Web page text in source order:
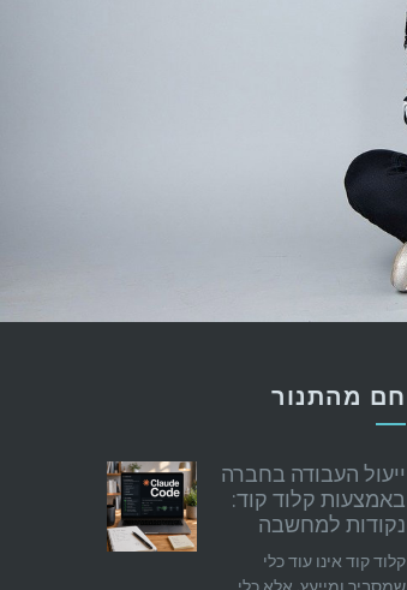
חם מהתנור
ייעול העבודה בחברה
באמצעות קלוד קוד:
נקודות למחשבה
קלוד קוד אינו עוד כלי